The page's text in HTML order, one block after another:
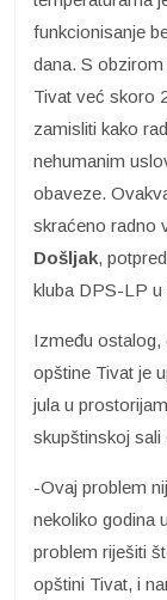
funkcionisanje
dana. S obzirom
Tivat već skoro
zamisliti kako
nehumanim
obaveze.
skraćeno radno
Došljak,
kluba DPS-LP u
Između ostalog,
opštine Tivat je
jula u
skupštinskoj sali
-Ovaj problem
nekoliko godina
problem riješiti
opštini Tivat, i